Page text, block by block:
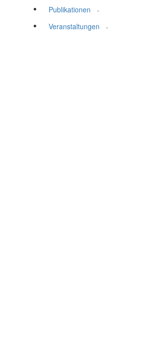
Publikationen
.
Veranstaltungen
.